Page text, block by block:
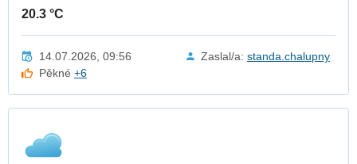
20.3 °C
14.07.2026, 09:56 Zaslal/a: standa.chalupny
Pěkné+6